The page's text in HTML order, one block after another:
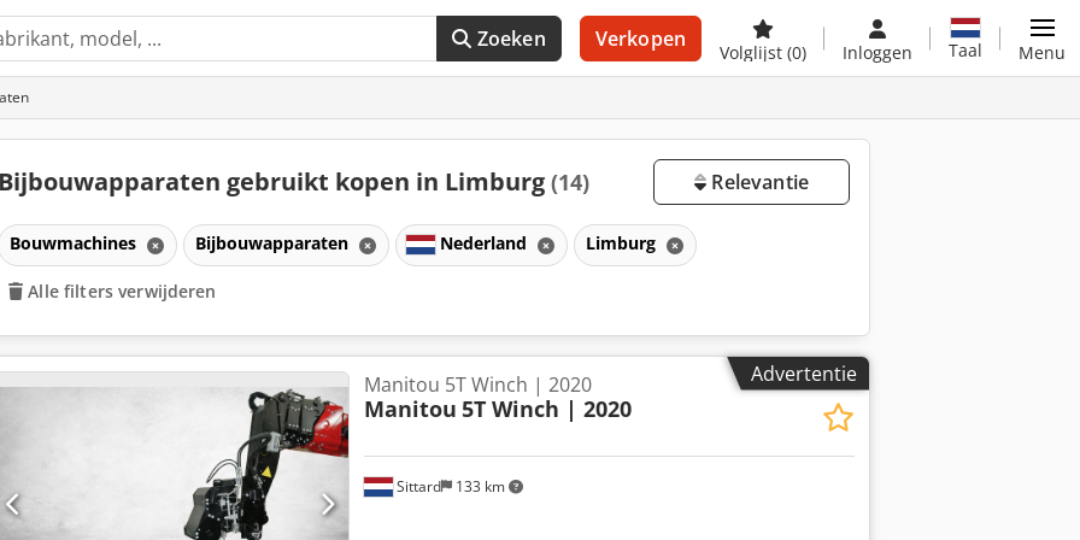
Zoeken Verkopen
Volglijst (0) Inloggen Taal Menu
Bijbouwapparaten gebruikt kopen in Limburg (14) Relevantie
Bouwmachines Bijbouwapparaten Nederland Limburg
Alle filters verwijderen
Advertentie
Sittard 133 km
Manitou 5T Winch | 2020
Manitou 5T Winch | 2020